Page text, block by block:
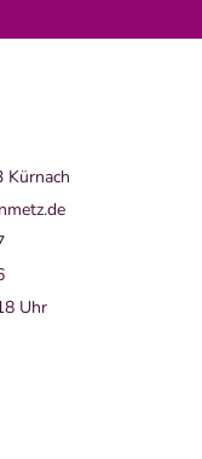
Kürnach
Uhr